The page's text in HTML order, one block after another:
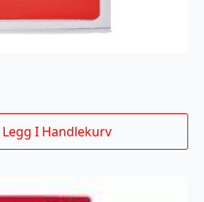
Legg I Handlekurv